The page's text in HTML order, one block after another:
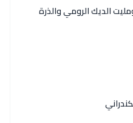
الديك الرومي والذرة